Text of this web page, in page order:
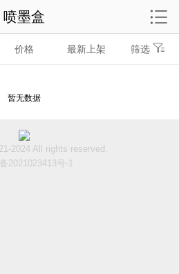
价格 最新上架 筛选
暂无数据
喷墨盒
2024 All rights reserved.
2021023413号-1